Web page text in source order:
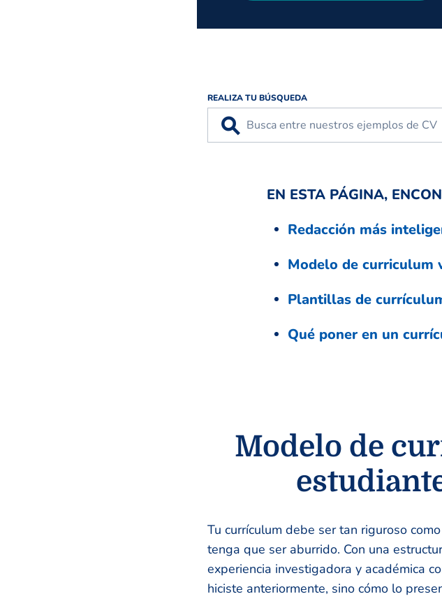
REALIZA TU BÚSQUEDA
⚲
EN ESTA PÁGINA,
Redacción más
Modelo de curriculum
Plantillas de
Qué poner en un
Modelo de
Tu currículum debe ser tan riguroso
tenga que ser aburrido. Con una
experiencia investigadora y académica
hiciste anteriormente, sino cómo lo